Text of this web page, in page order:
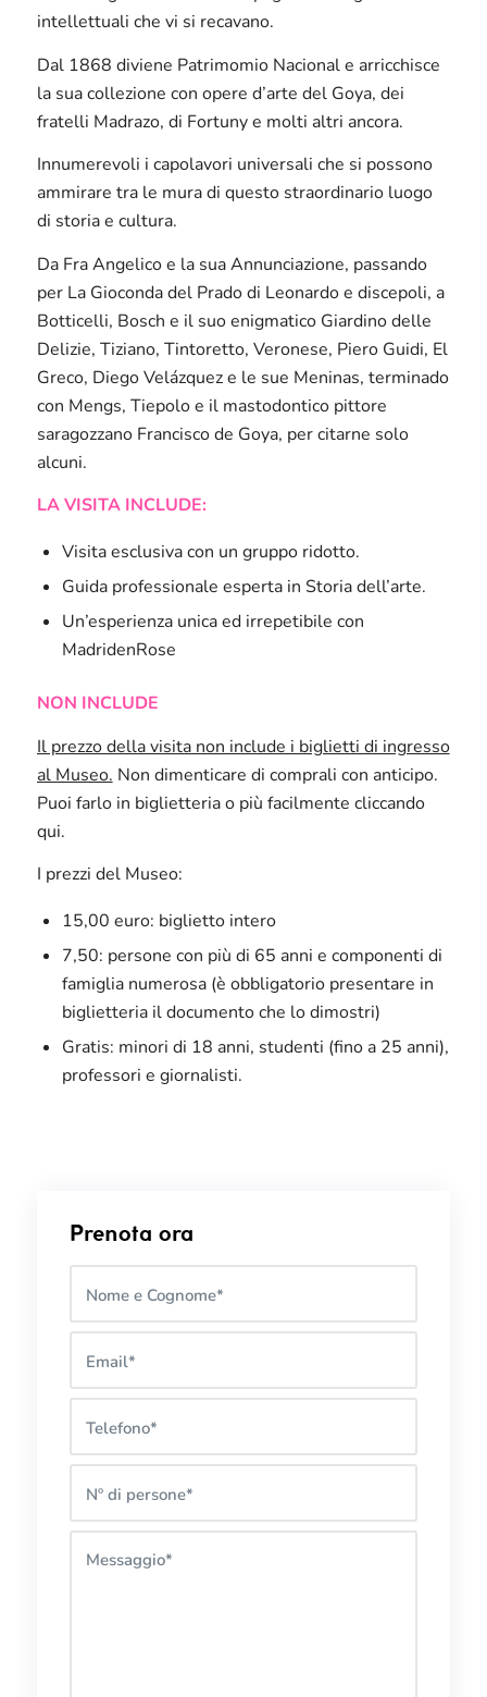
intellettuali che vi si recavano.
Dal 1868 diviene Patrimomio Nacional e arricchisce
la sua collezione con opere d’arte del Goya, dei
fratelli Madrazo, di Fortuny e molti altri ancora.
Innumerevoli i capolavori universali che si possono
ammirare tra le mura di questo straordinario luogo
di storia e cultura.
Da Fra Angelico e la sua Annunciazione, passando
per La Gioconda del Prado di Leonardo e discepoli, a
Botticelli, Bosch e il suo enigmatico Giardino delle
Delizie, Tiziano, Tintoretto, Veronese, Piero Guidi, El
Greco, Diego Velázquez e le sue Meninas, terminado
con Mengs, Tiepolo e il mastodontico pittore
saragozzano Francisco de Goya, per citarne solo
alcuni.
LA VISITA INCLUDE:
Visita esclusiva con un gruppo ridotto.
Guida professionale esperta in Storia dell’arte.
Un’esperienza unica ed irrepetibile con
MadridenRose
NON INCLUDE
Il prezzo della visita non include i biglietti di ingresso
al Museo. Non dimenticare di comprali con anticipo.
Puoi farlo in biglietteria o più facilmente cliccando
qui.
I prezzi del Museo:
15,00 euro: biglietto intero
7,50: persone con più di 65 anni e componenti di
famiglia numerosa (è obbligatorio presentare in
biglietteria il documento che lo dimostri)
Gratis: minori di 18 anni, studenti (fino a 25 anni),
professori e giornalisti.
Prenota ora